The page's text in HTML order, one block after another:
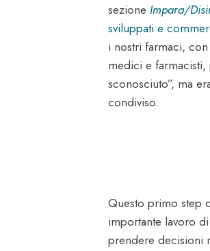
sezione Impara/
sviluppati e
i nostri farmaci,
medici e
sconosciuto”, ma
condiviso.
Questo primo step
importante lavoro
prendere decisioni